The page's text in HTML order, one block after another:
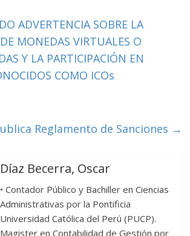
p
ar
ti
r
ADVERTENCIA SOBRE LA
MONEDAS VIRTUALES O
Y LA PARTICIPACIÓN EN
COMO ICOs
Reglamento de Sanciones →
Díaz Becerra, Oscar
• Contador Público y Bachiller en Ciencias
Administrativas por la Pontificia
Universidad Católica del Perú (PUCP).
Magister en Contabilidad de Gestión por